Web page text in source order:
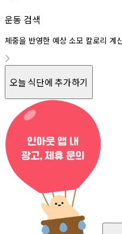
운동 검색
체중을 반영한 예상 소모 칼로리 계
오늘 식단에 추가하기